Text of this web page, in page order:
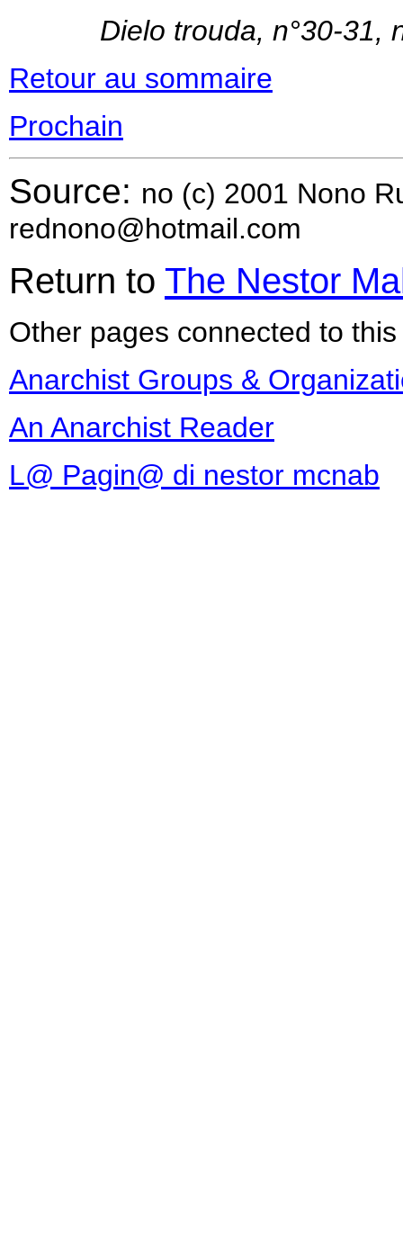
Dielo trouda, n°30-31,
Retour au sommaire
Prochain
Source: no (c) 2001 Nono
rednono@hotmail.com
Return to The Nestor
Other pages connected to
Anarchist Groups &
An Anarchist Reader
L@ Pagin@ di nestor mcnab